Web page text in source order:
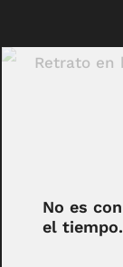
No es
el tiempo.